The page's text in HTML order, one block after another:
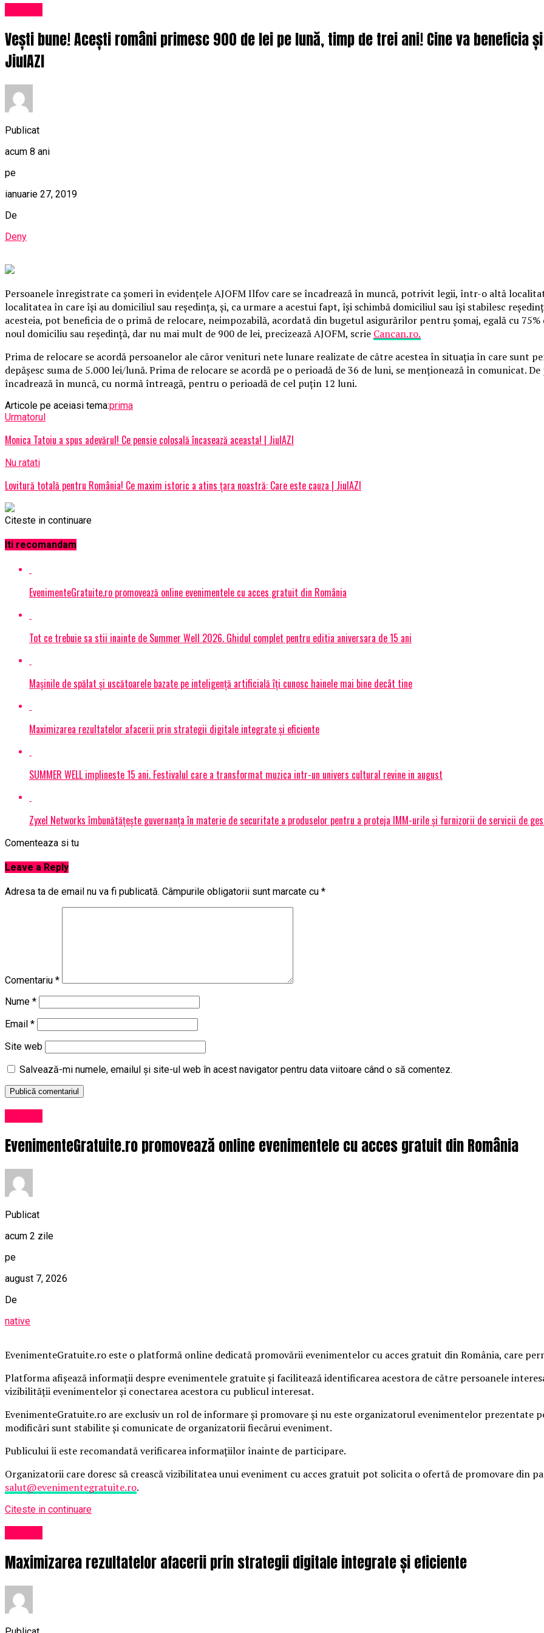
Vești bune! Acești români primesc 900 de lei pe lună, timp de trei ani! Cine va beneficia
JiulAZI
Publicat
acum 8 ani
pe
ianuarie 27, 2019
De
Deny
Persoanele înregistrate ca şomeri în evidenţele AJOFM Ilfov care se încadrează în muncă, potrivit legii, într-o altă
localitatea în care îşi au domiciliul sau reşedinţa, şi, ca urmare a acestui fapt, îşi schimbă domiciliul sau îşi stabilesc
acesteia, pot beneficia de o primă de relocare, neimpozabilă, acordată din bugetul asigurărilor pentru şomaj, egală cu
noul domiciliu sau reşedinţă, dar nu mai mult de 900 de lei, precizează AJOFM, scrie Cancan.ro.
Prima de relocare se acordă persoanelor ale căror venituri nete lunare realizate de către acestea în situaţia în care sunt
depăşesc suma de 5.000 lei/lună. Prima de relocare se acordă pe o perioadă de 36 de luni, se menţionează în comunicat.
încadrează în muncă, cu normă întreagă, pentru o perioadă de cel puţin 12 luni.
Articole pe aceiasi tema:prima
Urmatorul
Monica Tatoiu a spus adevărul! Ce pensie colosală încasează aceasta! | JiulAZI
Nu ratati
Lovitură totală pentru România! Ce maxim istoric a atins țara noastră: Care este cauza | JiulAZI
Citeste in continuare
Iti recomandam
EvenimenteGratuite.ro promovează online evenimentele cu acces gratuit din România
Tot ce trebuie sa stii inainte de Summer Well 2026. Ghidul complet pentru editia aniversara de 15 ani
Mașinile de spălat și uscătoarele bazate pe inteligență artificială îți cunosc hainele mai bine decât tine
Maximizarea rezultatelor afacerii prin strategii digitale integrate și eficiente
SUMMER WELL implineste 15 ani. Festivalul care a transformat muzica intr-un univers cultural revine in august
Zyxel Networks îmbunătățește guvernanța în materie de securitate a produselor pentru a proteja IMM-urile și furnizorii de servicii de
Comenteaza si tu
Leave a Reply
Adresa ta de email nu va fi publicată. Câmpurile obligatorii sunt marcate cu *
Comentariu *
Nume *
Email *
Site web
Salvează-mi numele, emailul și site-ul web în acest navigator pentru data viitoare când o să comentez.
EvenimenteGratuite.ro promovează online evenimentele cu acces gratuit din România
Publicat
acum 2 zile
pe
august 7, 2026
De
native
EvenimenteGratuite.ro este o platformă online dedicată promovării evenimentelor cu acces gratuit din România, care
Platforma afișează informații despre evenimentele gratuite și facilitează identificarea acestora de către persoanele
vizibilității evenimentelor și conectarea acestora cu publicul interesat.
EvenimenteGratuite.ro are exclusiv un rol de informare și promovare și nu este organizatorul evenimentelor prezentate
modificări sunt stabilite și comunicate de organizatorii fiecărui eveniment.
Publicului îi este recomandată verificarea informațiilor înainte de participare.
Organizatorii care doresc să crească vizibilitatea unui eveniment cu acces gratuit pot solicita o ofertă de promovare din
salut@evenimentegratuite.ro.
Citeste in continuare
Maximizarea rezultatelor afacerii prin strategii digitale integrate și eficiente